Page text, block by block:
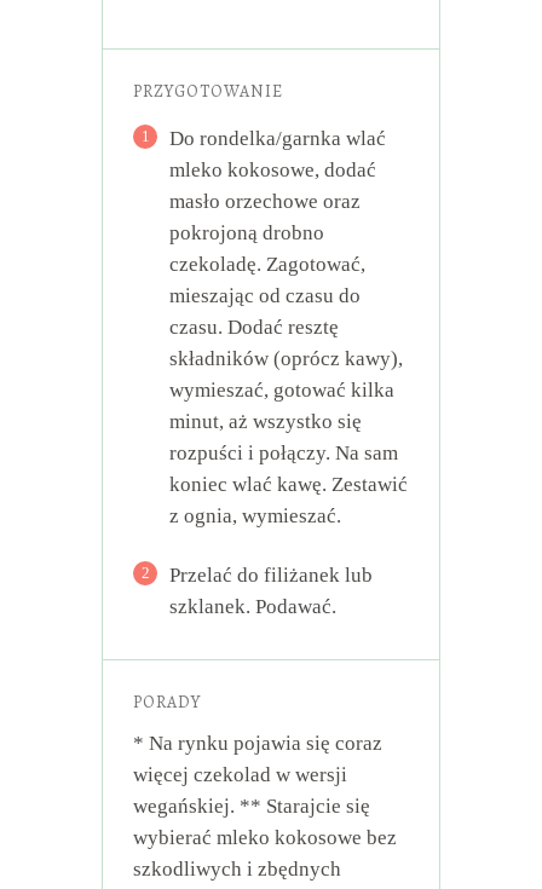
PRZYGOTOWANIE
1
Do rondelka/garnka wlać
mleko kokosowe, dodać
masło orzechowe oraz
pokrojoną drobno
czekoladę. Zagotować,
mieszając od czasu do
czasu. Dodać resztę
składników (oprócz kawy),
wymieszać, gotować kilka
minut, aż wszystko się
rozpuści i połączy. Na sam
koniec wlać kawę. Zestawić
z ognia, wymieszać.
2
Przelać do filiżanek lub
szklanek. Podawać.
PORADY
* Na rynku pojawia się coraz
więcej czekolad w wersji
wegańskiej. ** Starajcie się
wybierać mleko kokosowe bez
szkodliwych i zbędnych